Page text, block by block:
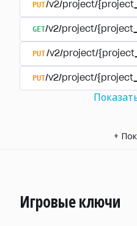
PUT/v2/project/
GET/v2/project/
PUT/v2/project/
PUT/v2/project/
+
Игровые ключи